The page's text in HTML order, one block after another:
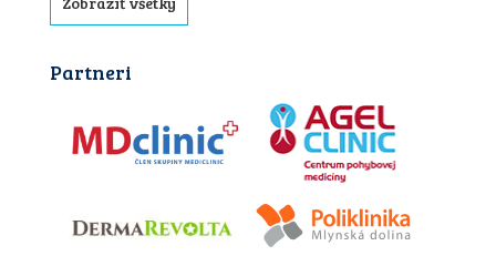
Partneri